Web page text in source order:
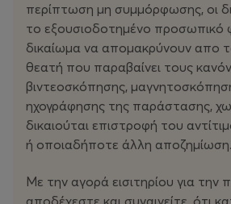
περίπτωση μη συμμόρφωσης, οι
το εξουσιοδοτημένο προσωπικό
δικαίωμα να απομακρύνουν απο
θεατή που παραβαίνει τους
βιντεοσκόπησης,
ηχογράφησης της παράστασης,
δικαιούται επιστροφή του
ή οποιαδήποτε άλλη αποζημίωση.
Με την αγορά εισιτηρίου για την